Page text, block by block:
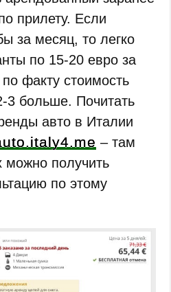
прилету. Если
за месяц, то легко
по 15-20 евро за
факту стоимость
3 больше. Почитать
авто в Италии
– там
можно получить
по этому